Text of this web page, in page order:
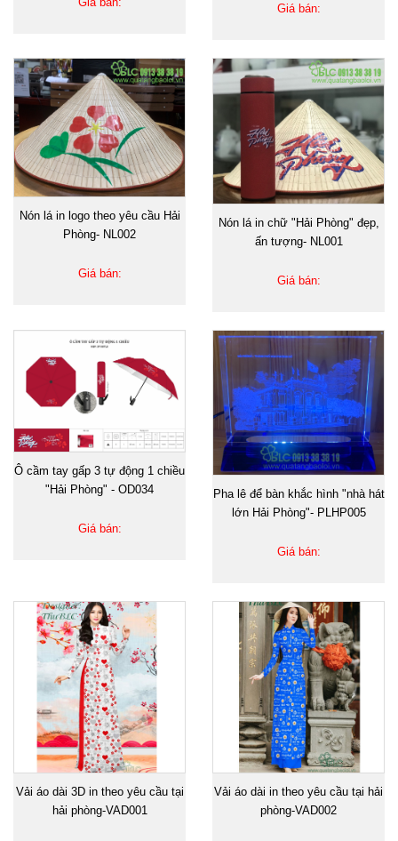
Giá bán:
Nón lá in logo theo yêu cầu Hải
Phòng- NL002
Giá bán:
Nón lá in chữ "Hải Phòng" đẹp,
ấn tượng- NL001
Giá bán:
Ô cầm tay gấp 3 tự động 1 chiều
"Hải Phòng" - OD034
Giá bán:
Pha lê để bàn khắc hình "nhà hát
lớn Hải Phòng"- PLHP005
Giá bán:
Vải áo dài 3D in theo yêu cầu tại
hải phòng-VAD001
Vải áo dài in theo yêu cầu tại hải
phòng-VAD002